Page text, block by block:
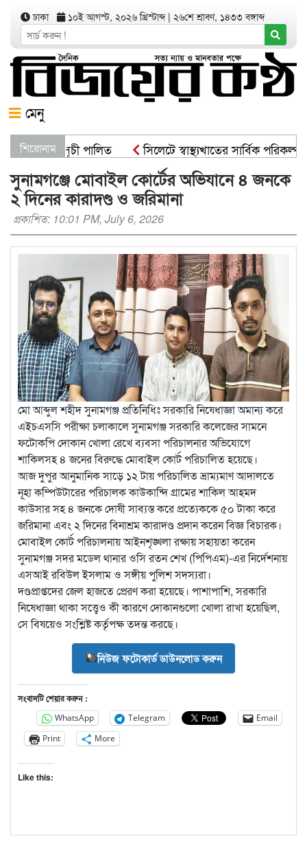
ঢাকা ১০ই আগস্ট, ২০২৬ খ্রিস্টাব্দ| ২৬শে শ্রাবণ, ১৪৩৩ বঙ্গাব্দ
মেনু
শিরোনাম
কর্মসূচী পালিত সিলেটে স্বাস্থ্যখাতের সার্বিক
সুনামগঞ্জে মোবাইল কোর্টের অভিযানে ৪ জনকে
২ দিনের কারাদণ্ড ও জরিমানা
প্রকাশিত: 10:01 PM, July 6, 2026
মো আব্দুল শহীদ সুনামগঞ্জ প্রতিনিধিঃ সরকারি নিষেধাজ্ঞা অমান্য করে
এইচএসসি পরীক্ষা চলাকালে সুনামগঞ্জ সরকারি কলেজের সামনে
ফটোকপি দোকান খোলা রেখে ব্যবসা পরিচালনার অভিযোগে
শাকিলসহ ৪ জনের বিরুদ্ধে মোবাইল কোর্ট পরিচালিত হয়েছে।
আজ দুপুর আনুমানিক সাড়ে ১২ টায় পরিচালিত ভ্রাম্যমাণ আদালতে
নূহা কম্পিউটারের পরিচালক কাউকান্দি গ্রামের শাকিল আহমদ
কাউসার সহ ৪ জনকে দোষী সাব্যস্ত করে প্রত্যেককে ৫০ টাকা করে
জরিমানা এবং ২ দিনের বিনাশ্রম কারাদণ্ড প্রদান করেন বিজ্ঞ বিচারক।
মোবাইল কোর্ট পরিচালনায় আইনশৃঙ্খলা রক্ষায় সহায়তা করেন
সুনামগঞ্জ সদর মডেল থানার ওসি রতন শেখ (পিপিএম)-এর নির্দেশনায়
এসআই রবিউল ইসলাম ও সঙ্গীয় পুলিশ সদস্যরা।
দণ্ডপ্রাপ্তদের জেল হাজতে প্রেরণ করা হয়েছে। পাশাপাশি, সরকারি
নিষেধাজ্ঞা থাকা সত্ত্বেও কী কারণে দোকানগুলো খোলা রাখা হয়েছিল,
সে বিষয়েও সংশ্লিষ্ট কর্তৃপক্ষ তদন্ত করছে।
নিউজ ফটোকার্ড ডাউনলোড করুন
সংবাদটি শেয়ার করুন :
WhatsApp Telegram
Email
Print
More
Like this: